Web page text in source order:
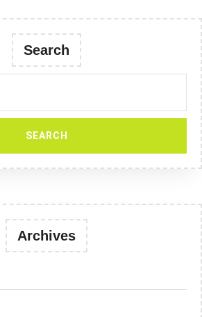
Search
Archives